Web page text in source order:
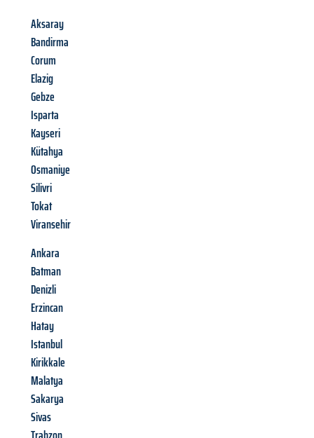
Aksaray
Bandirma
Corum
Elazig
Gebze
Isparta
Kayseri
Kütahya
Osmaniye
Silivri
Tokat
Viransehir
Ankara
Batman
Denizli
Erzincan
Hatay
Istanbul
Kirikkale
Malatya
Sakarya
Sivas